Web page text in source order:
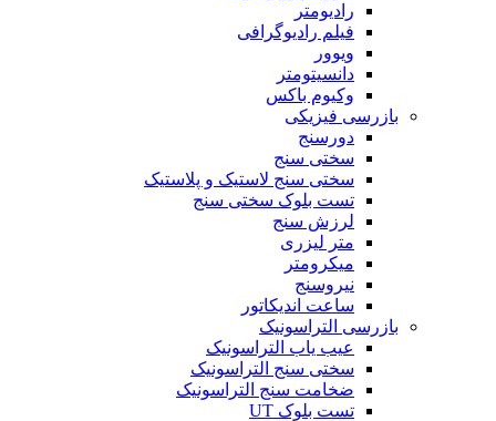
رادیومتر
فیلم رادیوگرافی
ویوور
دانسیتومتر
وکیوم باکس
بازرسی فیزیکی
دورسنج
سختی سنج
سختی سنج لاستیک و پلاستیک
تست بلوک سختی سنج
لرزش سنج
متر لیزری
میکرومتر
نیروسنج
ساعت اندیکاتور
بازرسی التراسونیک
عیب یاب التراسونیک
سختی سنج التراسونیک
ضخامت سنج التراسونیک
تست بلوک UT